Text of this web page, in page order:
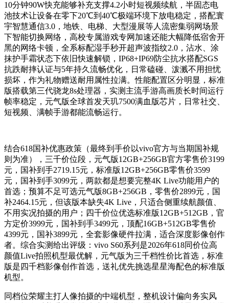
10分钟90W快充能够补充支撑4.2小时短视频续航，半固态电
池技术让设备在零下20℃到40℃极端环境下放电稳定，搭配寰
宇智慧通信3.0，地铁、电梯、大型漫展等人流密集弱网场景
下智能切换网络，高校专属游戏专网加速还能大幅降低宿舍开
黑的网络卡顿，全系标配湿手秒开超声波指纹2.0，沾水、涂
抹护手霜状态下依旧快速解锁，IP68+IP69防尘抗水搭配SGS
抗跌耐摔认证与5年持久流畅优化，日常磕碰、泼溅不用担忧
损坏，作为礼物赠送耐用属性拉满。性能配置区分明显，标准
版搭载第三代骁龙8s处理器，实测主流手游高画质长时间运行
帧率稳定，元气版全球首发天玑7500满血版芯片，日常社交、
短视频、满帧手游都能流畅运行。
结合618国补优惠政策（最终到手价以vivo官方与当期国补规
则为准），三千价位段，元气版12GB+256GB官方零售价3199
元，国补到手2719.15元，标准版12GB+256GB零售价3599
元，国补到手3099元，两款都是想要完整4K Live功能用户的
首选；预算不足可选元气版8GB+256GB，零售价2899元，国
补2464.15元，但该版本缺失4K Live，只适合侧重续航颜值、
不用实况拍摄的用户；四千价位优选标准版12GB+512GB，官
方定价3999元，国补到手3499元，顶配16GB+512GB零售价
4399元，国补3899元，全套影像硬件拉满，适合深度影像创作
者。综合实测给出评级：vivo S60系列是2026年618同价位高
颜值Live拍照机型最优解，元气版为三千档性价比首选，标准
版是四千档影像创作首选，送礼优先挑选星星海配色的标准版
机型。
同档位荣耀主打人像拍摄的中端机型，整机设计偏向务实风